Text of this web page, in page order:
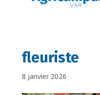
fleuriste
8 janvier 2026